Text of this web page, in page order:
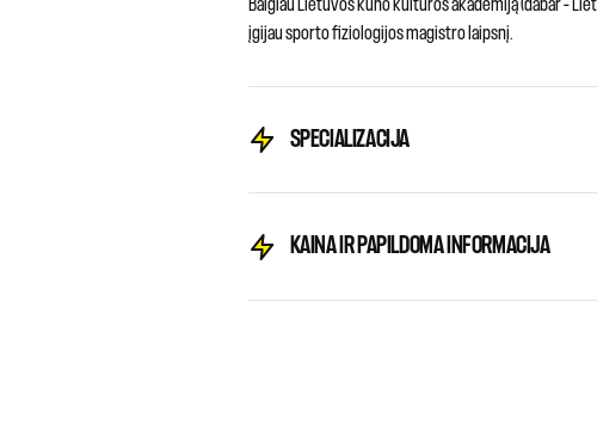
Baigiau Lietuvos kūno kultūros akademiją (dabar –
įgijau sporto fiziologijos magistro laipsnį.
SPECIALIZACIJA
KAINA IR PAPILDOMA INFORMACIJA